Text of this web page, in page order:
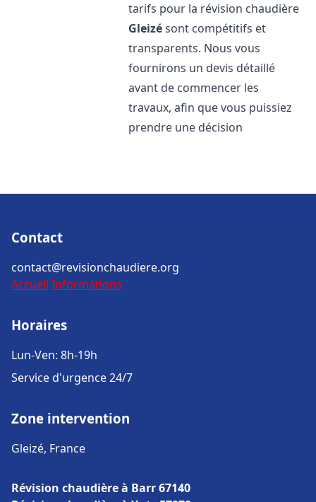
tarifs pour la révision chaudière
Gleizésont compétitifs et
transparents. Nous vous
fournirons un devis détaillé
avant de commencer les
travaux, afin que vous puissiez
prendre une décision
Contact
contact@revisionchaudiere.org
Accueil Informations
Horaires
Lun-Ven: 8h-19h
Service d'urgence 24/7
Zone intervention
Gleizé, France
Révision chaudière à Barr 67140